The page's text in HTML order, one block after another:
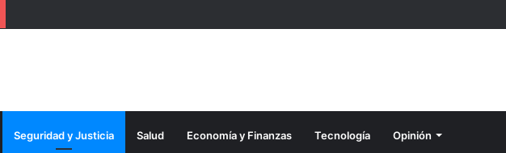
Seguridad y Justicia Salud Economía y Finanzas Tecnología Opinión